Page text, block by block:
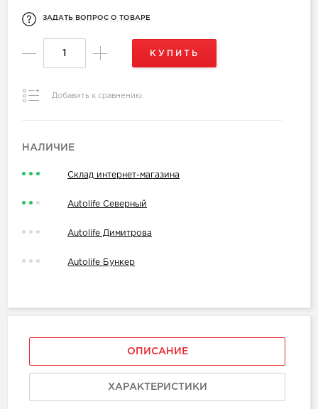
ЗАДАТЬ ВОПРОС О ТОВАРЕ
КУПИТЬ
Добавить к сравнению
НАЛИЧИЕ
Склад интернет-магазина
Autolife Северный
Autolife Димитрова
Autolife Бункер
ОПИСАНИЕ
ХАРАКТЕРИСТИКИ